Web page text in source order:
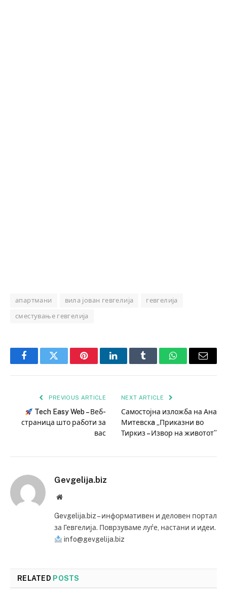
апартмани вила јован гевгелија гевгелија
сместување гевгелија
FacebookTwitter PinterestLinkedInTumblr WhatsAppEmail
PREVIOUS ARTICLE
Tech Easy Web – Веб-
страница што работи за
вас
NEXT ARTICLE
Самостојна изложба на Ана
Митевскa „Приказни во
Тиркиз – Извор на животот”
Gevgelija.biz
Website
Gevgelija.biz – информативен и деловен портал
за Гевгелија. Поврзуваме луѓе, настани и идеи.
info@gevgelija.biz
RELATED POSTS